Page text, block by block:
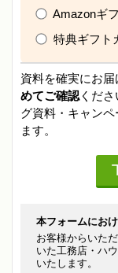
Amazonギ
特典ギフト
資料を確実にお届
めてご確認くださ
グ資料・キャン
ます。
本フォームにお
お客様からいた
いた工務店・ハ
いたします。